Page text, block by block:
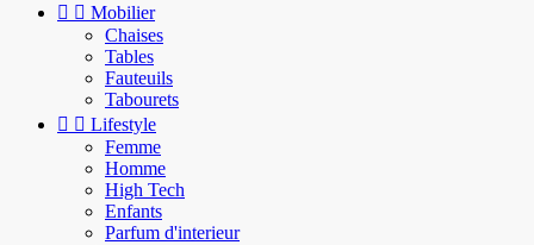
  Mobilier
Chaises
Tables
Fauteuils
Tabourets
  Lifestyle
Femme
Homme
High Tech
Enfants
Parfum d'interieur